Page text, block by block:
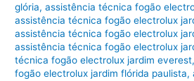
glória,assistência técnica fogão
assistência técnica fogão electrolux
assistência técnica fogão electrolux
assistência técnica fogão electrolux
técnica fogão electrolux jardim everest
fogão electrolux jardim flórida paulista,